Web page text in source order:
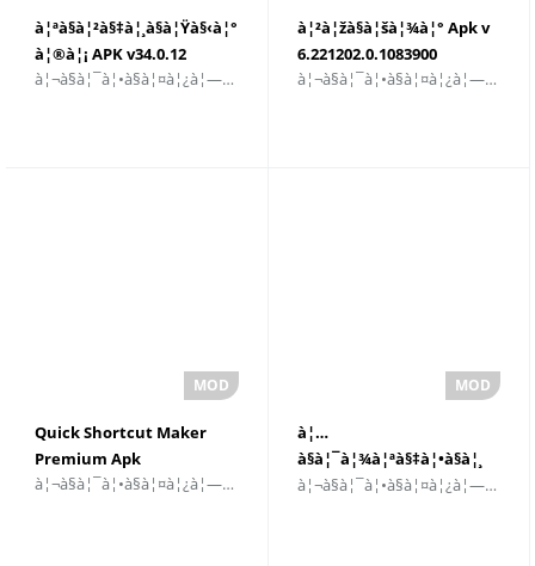
à¦ªà§à¦²à§‡à¦¸à§à¦Ÿà§‹à¦°
à¦®à¦¡ APK v34.0.12
à¦¡à¦¾à¦‰à¦¨à¦²à§‹à¦¡à¦¬à§à¦¯à¦•à§à¦¤à¦¿à¦—à¦¤à¦•à¦°à¦£
à¦²à¦žà§à¦šà¦¾à¦° Apk v
6.221202.0.1083900
à¦¡à¦¾à¦‰à¦¨à¦²à§‹à¦¡à¦¬à§à¦¯à¦•à§à¦¤à¦¿à¦—à¦¤à¦•à¦°à¦£
Quick Shortcut Maker
Premium Apk
à¦¬à§à¦¯à¦•à§à¦¤à¦¿à¦—à¦¤à¦•à¦°à¦£
à¦…
à§à¦¯à¦¾à¦ªà§‡à¦•à§à¦¸
à¦²à¦žà§à¦šà¦¾à¦° APK à¦¬à§à¦¯à¦•à§à¦¤à¦¿à¦—à¦¤à¦•à¦°à¦£